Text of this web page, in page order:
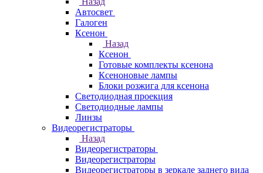
Автосвет
Галоген
Ксенон
Назад
Ксенон
Готовые комплекты ксенона
Ксеноновые лампы
Блоки розжига для ксенона
Светодиодная проекция
Светодиодные лампы
Линзы
Видеорегистраторы
Назад
Видеорегистраторы
Видеорегистраторы
Видеорегистраторы в зеркале заднего вида